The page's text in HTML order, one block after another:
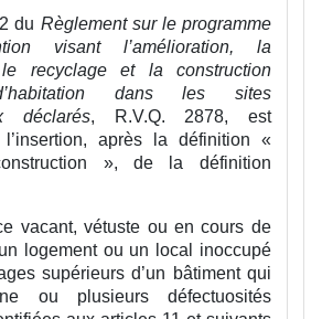
du Règlement sur le programme
visant l’amélioration, la
le recyclage et la construction
dans les sites
déclarés, R.V.Q. 2878, est
après la définition «
», de la définition
vacant, vétuste ou en cours de
un logement ou un local inoccupé
supérieurs d’un bâtiment qui
ou plusieurs défectuosités